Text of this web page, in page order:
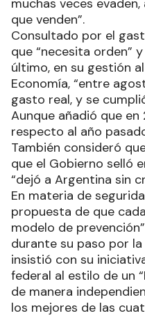
que venden”.
Consultado por el
que “necesita orden”
último, en su gestión
Economía, “entre
gasto real, y se
Aunque añadió que en
respecto al año
También consideró
que el Gobierno selló
“dejó a Argentina sin
En materia de
propuesta de que
modelo de
durante su paso por
insistió con su
federal al estilo de un
de manera
los mejores de las